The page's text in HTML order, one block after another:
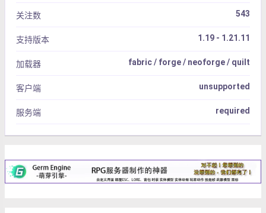
关注数 543
支持版本 1.19 - 1.21.11
加载器 fabric / forge / neoforge / quilt
客户端 unsupported
服务端 required